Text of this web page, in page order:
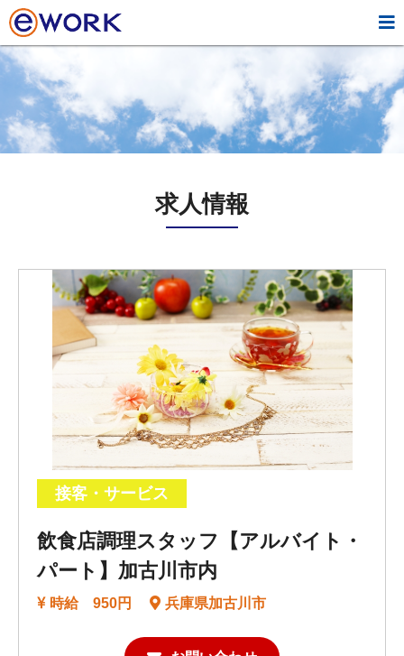

求人情報
接客・サービス
飲食店調理スタッフ【アルバイト・
パート】加古川市内
時給 950円 兵庫県加古川市